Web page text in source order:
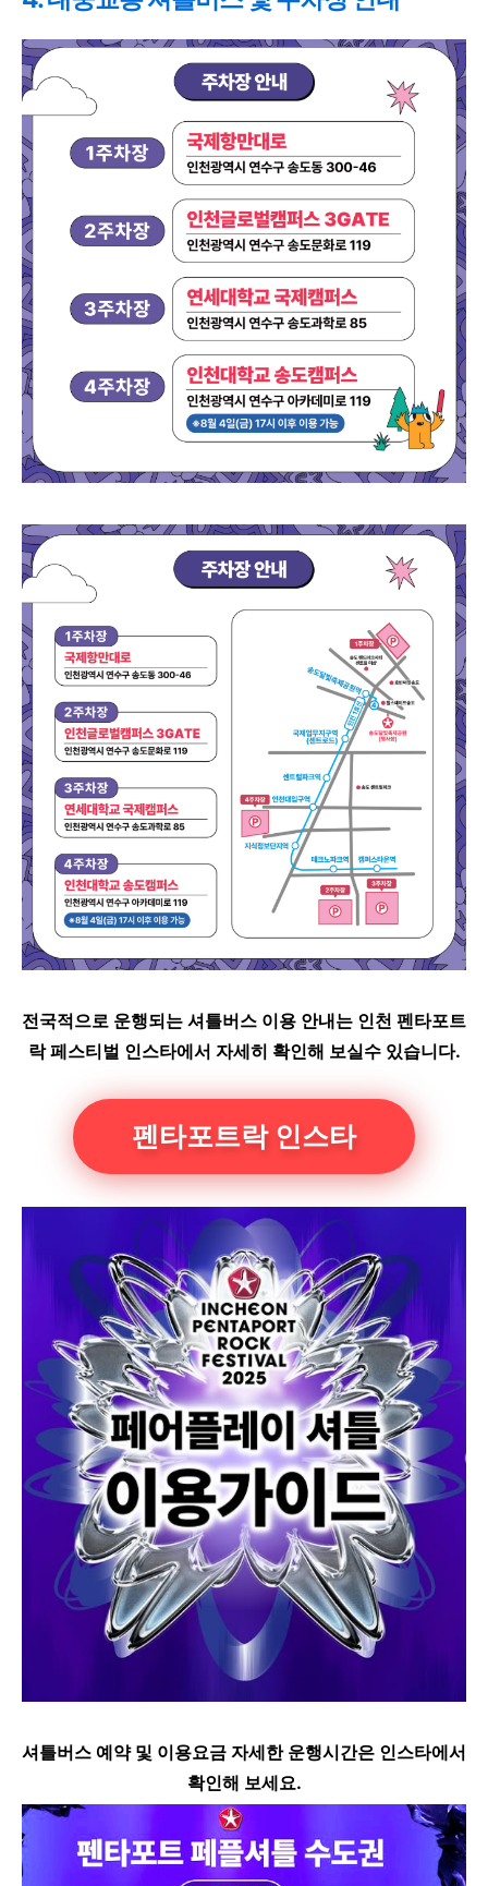
전국적으로 운행되는 셔틀버스 이용 안내는 인천 펜타포트
락 페스티벌 인스타에서 자세히 확인해 보실수 있습니다.
펜타포트락 인스타
셔틀버스 예약 및 이용요금 자세한 운행시간은 인스타에서
확인해 보세요.